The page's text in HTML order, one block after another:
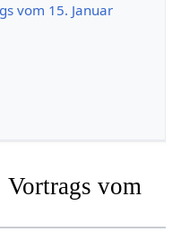
vom 15. Januar
vom